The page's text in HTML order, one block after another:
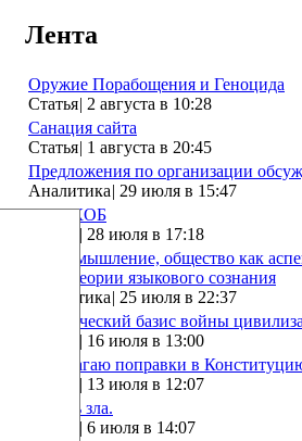
Лента
Оружие Порабощения и Геноцида
Статья| 2 августа в 10:28
Санация сайта
Статья| 1 августа в 20:45
Предложения по организации
Аналитика| 29 июля в 15:47
Что с КОБ
| 28 июля в 17:18
Язык, мышление, общество как
свете теории языкового сознания
Аналитика| 25 июля в 22:37
Генетический базис войны
| 16 июля в 13:00
Предлагаю поправки в
| 13 июля в 12:07
Корень зла.
| 6 июля в 14:07